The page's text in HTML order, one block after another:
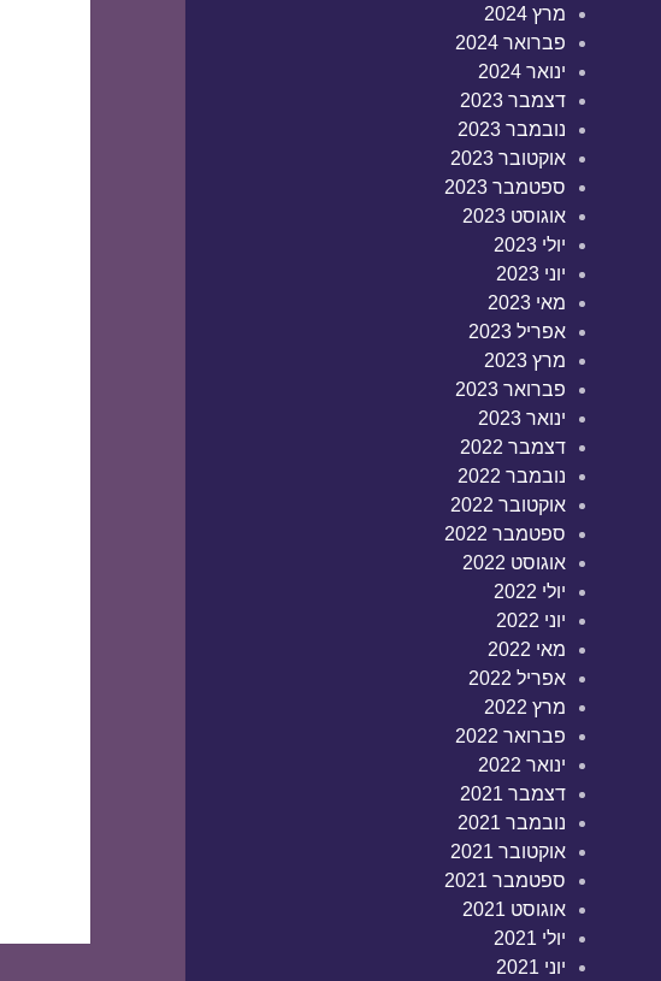
מרץ 2024
פברואר 2024
ינואר 2024
דצמבר 2023
נובמבר 2023
אוקטובר 2023
ספטמבר 2023
אוגוסט 2023
יולי 2023
יוני 2023
מאי 2023
אפריל 2023
מרץ 2023
פברואר 2023
ינואר 2023
דצמבר 2022
נובמבר 2022
אוקטובר 2022
ספטמבר 2022
אוגוסט 2022
יולי 2022
יוני 2022
מאי 2022
אפריל 2022
מרץ 2022
פברואר 2022
ינואר 2022
דצמבר 2021
נובמבר 2021
אוקטובר 2021
ספטמבר 2021
אוגוסט 2021
יולי 2021
יוני 2021